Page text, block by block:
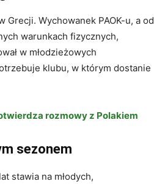
Wychowanek PAOK-u, a od
warunkach fizycznych,
w młodzieżowych
klubu, w którym dostanie
rozmowy z Polakiem
sezonem
stawia na młodych,